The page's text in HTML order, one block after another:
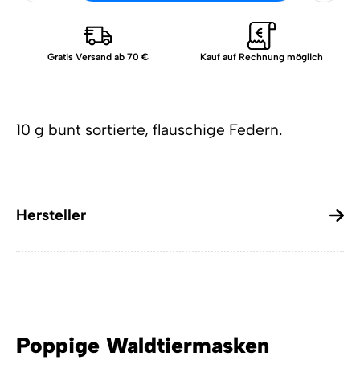
10 g bunt sortierte, flauschige Federn.
Hersteller
Poppige Waldtiermasken
Gratis Versand ab 70 € Kauf auf Rechnung möglich